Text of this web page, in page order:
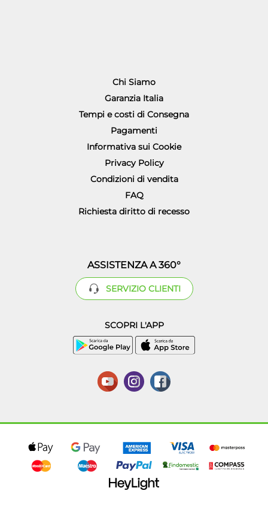
Chi Siamo
Garanzia Italia
Tempi e costi di Consegna
Pagamenti
Informativa sui Cookie
Privacy Policy
Condizioni di vendita
FAQ
Richiesta diritto di recesso
ASSISTENZA A 360°
SERVIZIO CLIENTI
SCOPRI L'APP